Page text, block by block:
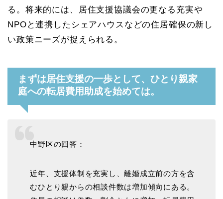
る。将来的には、居住支援協議会の更なる充実や
NPOと連携したシェアハウスなどの住居確保の新し
い政策ニーズが捉えられる。
まずは居住支援の一歩として、ひとり親家
庭への転居費用助成を始めては。
中野区の回答：
近年、支援体制を充実し、離婚成立前の方を含
むひとり親からの相談件数は増加傾向にある。